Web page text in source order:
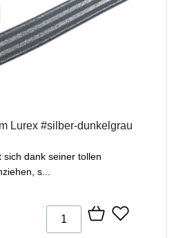
Lurex #silber-dunkelgrau
sich dank seiner tollen
s...